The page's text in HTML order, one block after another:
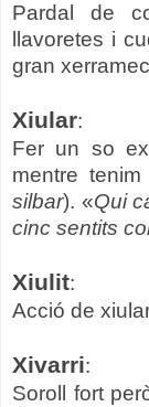
Pardal de
llavoretes i
gran
Xiular:
Fer un so
mentre
silbar). «Qui
cinc sentits
Xiulit:
Acció de
Xivarri:
Soroll fort